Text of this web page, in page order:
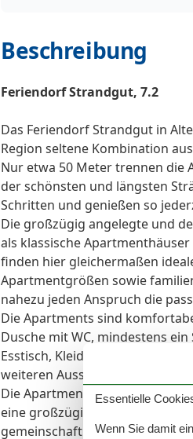
Beschreibung
Feriendorf Strandgut, 7.2
Das Feriendorf Strandgut in
Region seltene Kombination
Nur etwa 50 Meter trennen die
der schönsten und längsten
Schritten und genießen so
Die großzügig angelegte und
als klassische
finden hier gleichermaßen
Apartmentgrößen sowie
nahezu jeden Anspruch die
Die Apartments sind
Dusche mit WC, mindestens
Esstisch, Kleiderschrank und
weiteren Ausstattung gehören
Die Apartments verfügen
eine großzügige
gemeinschaftlichen Nutzung
Essentielle
Wenn Sie damit